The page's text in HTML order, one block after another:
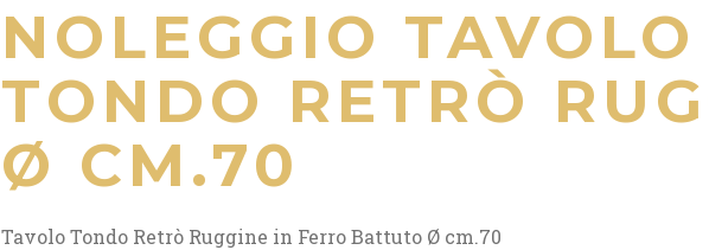
NOLEGGIO TAVOLO
TONDO RETRÒ
Ø CM.70
Tavolo Tondo Retrò Ruggine in Ferro Battuto Ø cm.70